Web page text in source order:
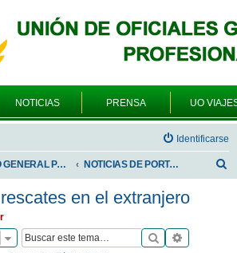
NOTICIAS PRENSA UO
Identificarse
FORO GENERAL PARA TODOS LOS USUARIOS NOTICIAS DE PORTADA
en el extranjero
Buscar